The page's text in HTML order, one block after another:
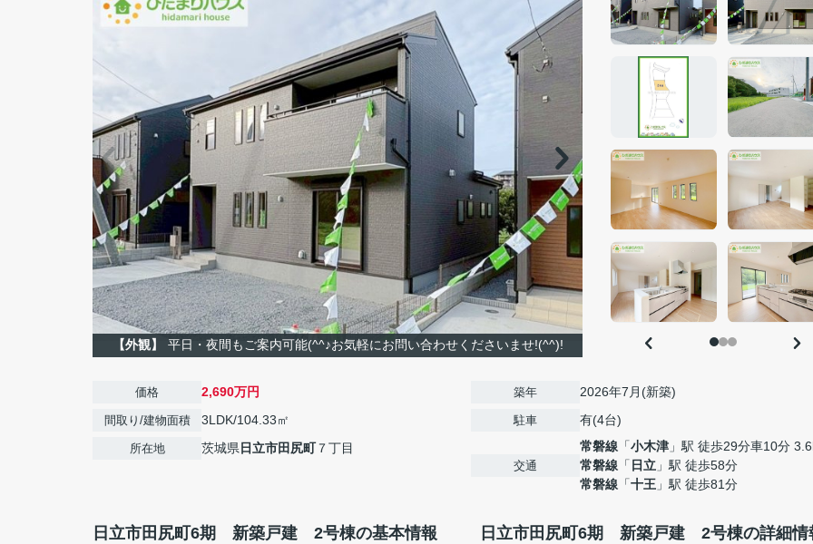
【外観】 平日・夜間もご案内可能(^^♪お気軽にお問い合わせくださいませ!(^^)!
価格 2,690万円
間取り/建物面積 3LDK/104.33㎡
所在地 茨城県 日立市田尻町７丁目
築年 2026年7月(新築)
駐車 有(4台)
交通
常磐線 「小木津 」駅 徒歩29分車10分
常磐線 「 日立 」駅 徒歩58分
常磐線 「十王 」駅 徒歩81分
日立市田尻町6期 新築戸建 2号棟の基本情報 日立市田尻町6期 新築戸建 2号棟の詳細情